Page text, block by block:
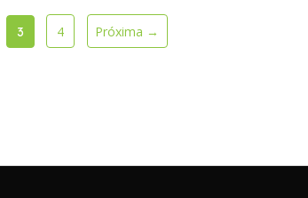
3 4 Próxima →